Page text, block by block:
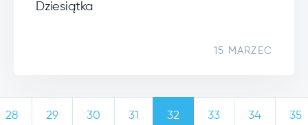
Dziesiątka
15 MARZEC
28 29 30 31 32 33 34 35